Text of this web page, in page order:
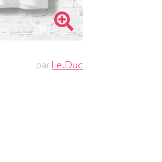
par Le.duc